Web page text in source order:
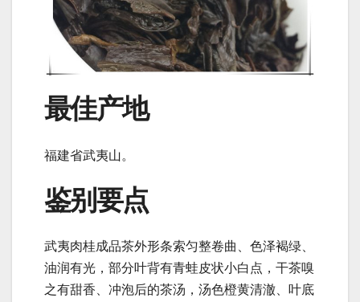
最佳产地
福建省武夷山。
鉴别要点
武夷肉桂成品茶外形条索匀整卷曲、色泽褐绿、
油润有光，部分叶背有青蛙皮状小白点，干茶嗅
之有甜香、冲泡后的茶汤，汤色橙黄清澈、叶底